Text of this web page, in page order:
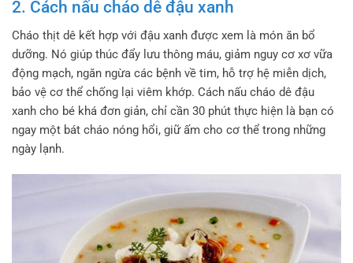
2. Cách nấu cháo dê đậu xanh
Cháo thịt dê kết hợp với đậu xanh được xem là món ăn bổ
dưỡng. Nó giúp thúc đẩy lưu thông máu, giảm nguy cơ xơ vữa
động mạch, ngăn ngừa các bệnh về tim, hỗ trợ hệ miễn dịch,
bảo vệ cơ thể chống lại viêm khớp. Cách nấu cháo dê đậu
xanh cho bé khá đơn giản, chỉ cần 30 phút thực hiện là bạn có
ngay một bát cháo nóng hổi, giữ ấm cho cơ thể trong những
ngày lạnh.